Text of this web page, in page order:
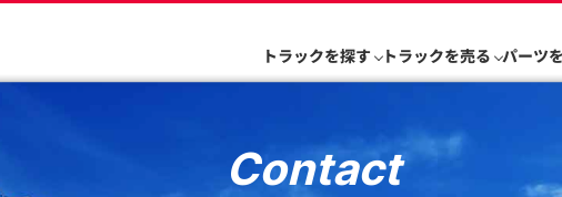
トラックを探す トラックを売る パーツ
Contact